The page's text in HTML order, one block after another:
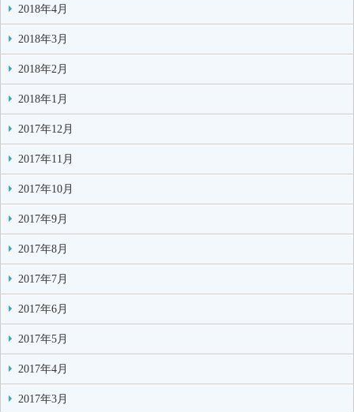
2018年4月
2018年3月
2018年2月
2018年1月
2017年12月
2017年11月
2017年10月
2017年9月
2017年8月
2017年7月
2017年6月
2017年5月
2017年4月
2017年3月